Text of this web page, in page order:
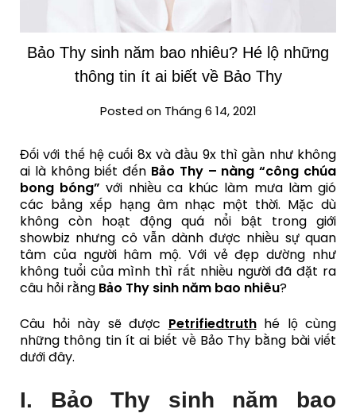
Bảo Thy sinh năm bao nhiêu? Hé lộ những
thông tin ít ai biết về Bảo Thy
Posted on Tháng 6 14, 2021
Đối với thế hệ cuối 8x và đầu 9x thì gần như không
ai là không biết đến Bảo Thy – nàng “công chúa
bong bóng” với nhiều ca khúc làm mưa làm gió
các bảng xếp hạng âm nhạc một thời. Mặc dù
không còn hoạt động quá nổi bật trong giới
showbiz nhưng cô vẫn dành được nhiều sự quan
tâm của người hâm mộ. Với vẻ đẹp dường như
không tuổi của mình thì rất nhiều người đã đặt ra
câu hỏi rằng Bảo Thy sinh năm bao nhiêu?
Câu hỏi này sẽ được Petrifiedtruthhé lộ cùng
những thông tin ít ai biết về Bảo Thy bằng bài viết
dưới đây.
I. Bảo Thy sinh năm bao